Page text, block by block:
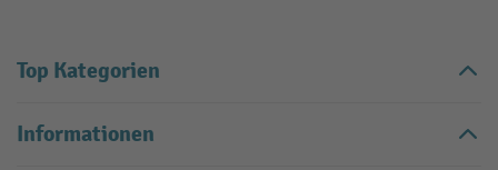
Top Kategorien
Informationen